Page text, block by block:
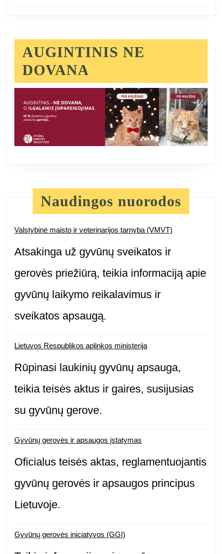
AUGINTINIS NE
DOVANA
Naudingos nuorodos
Valstybinė maisto ir veterinarijos tarnyba (VMVT)
Atsakinga už gyvūnų sveikatos ir
gerovės priežiūrą, teikia informaciją apie
gyvūnų laikymo reikalavimus ir
sveikatos apsaugą.
Lietuvos Respublikos aplinkos ministerija
Rūpinasi laukinių gyvūnų apsauga,
teikia teisės aktus ir gaires, susijusias
su gyvūnų gerove.
Gyvūnų gerovės ir apsaugos įstatymas
Oficialus teisės aktas, reglamentuojantis
gyvūnų gerovės ir apsaugos principus
Lietuvoje.
Gyvūnų gerovės iniciatyvos (GGI)